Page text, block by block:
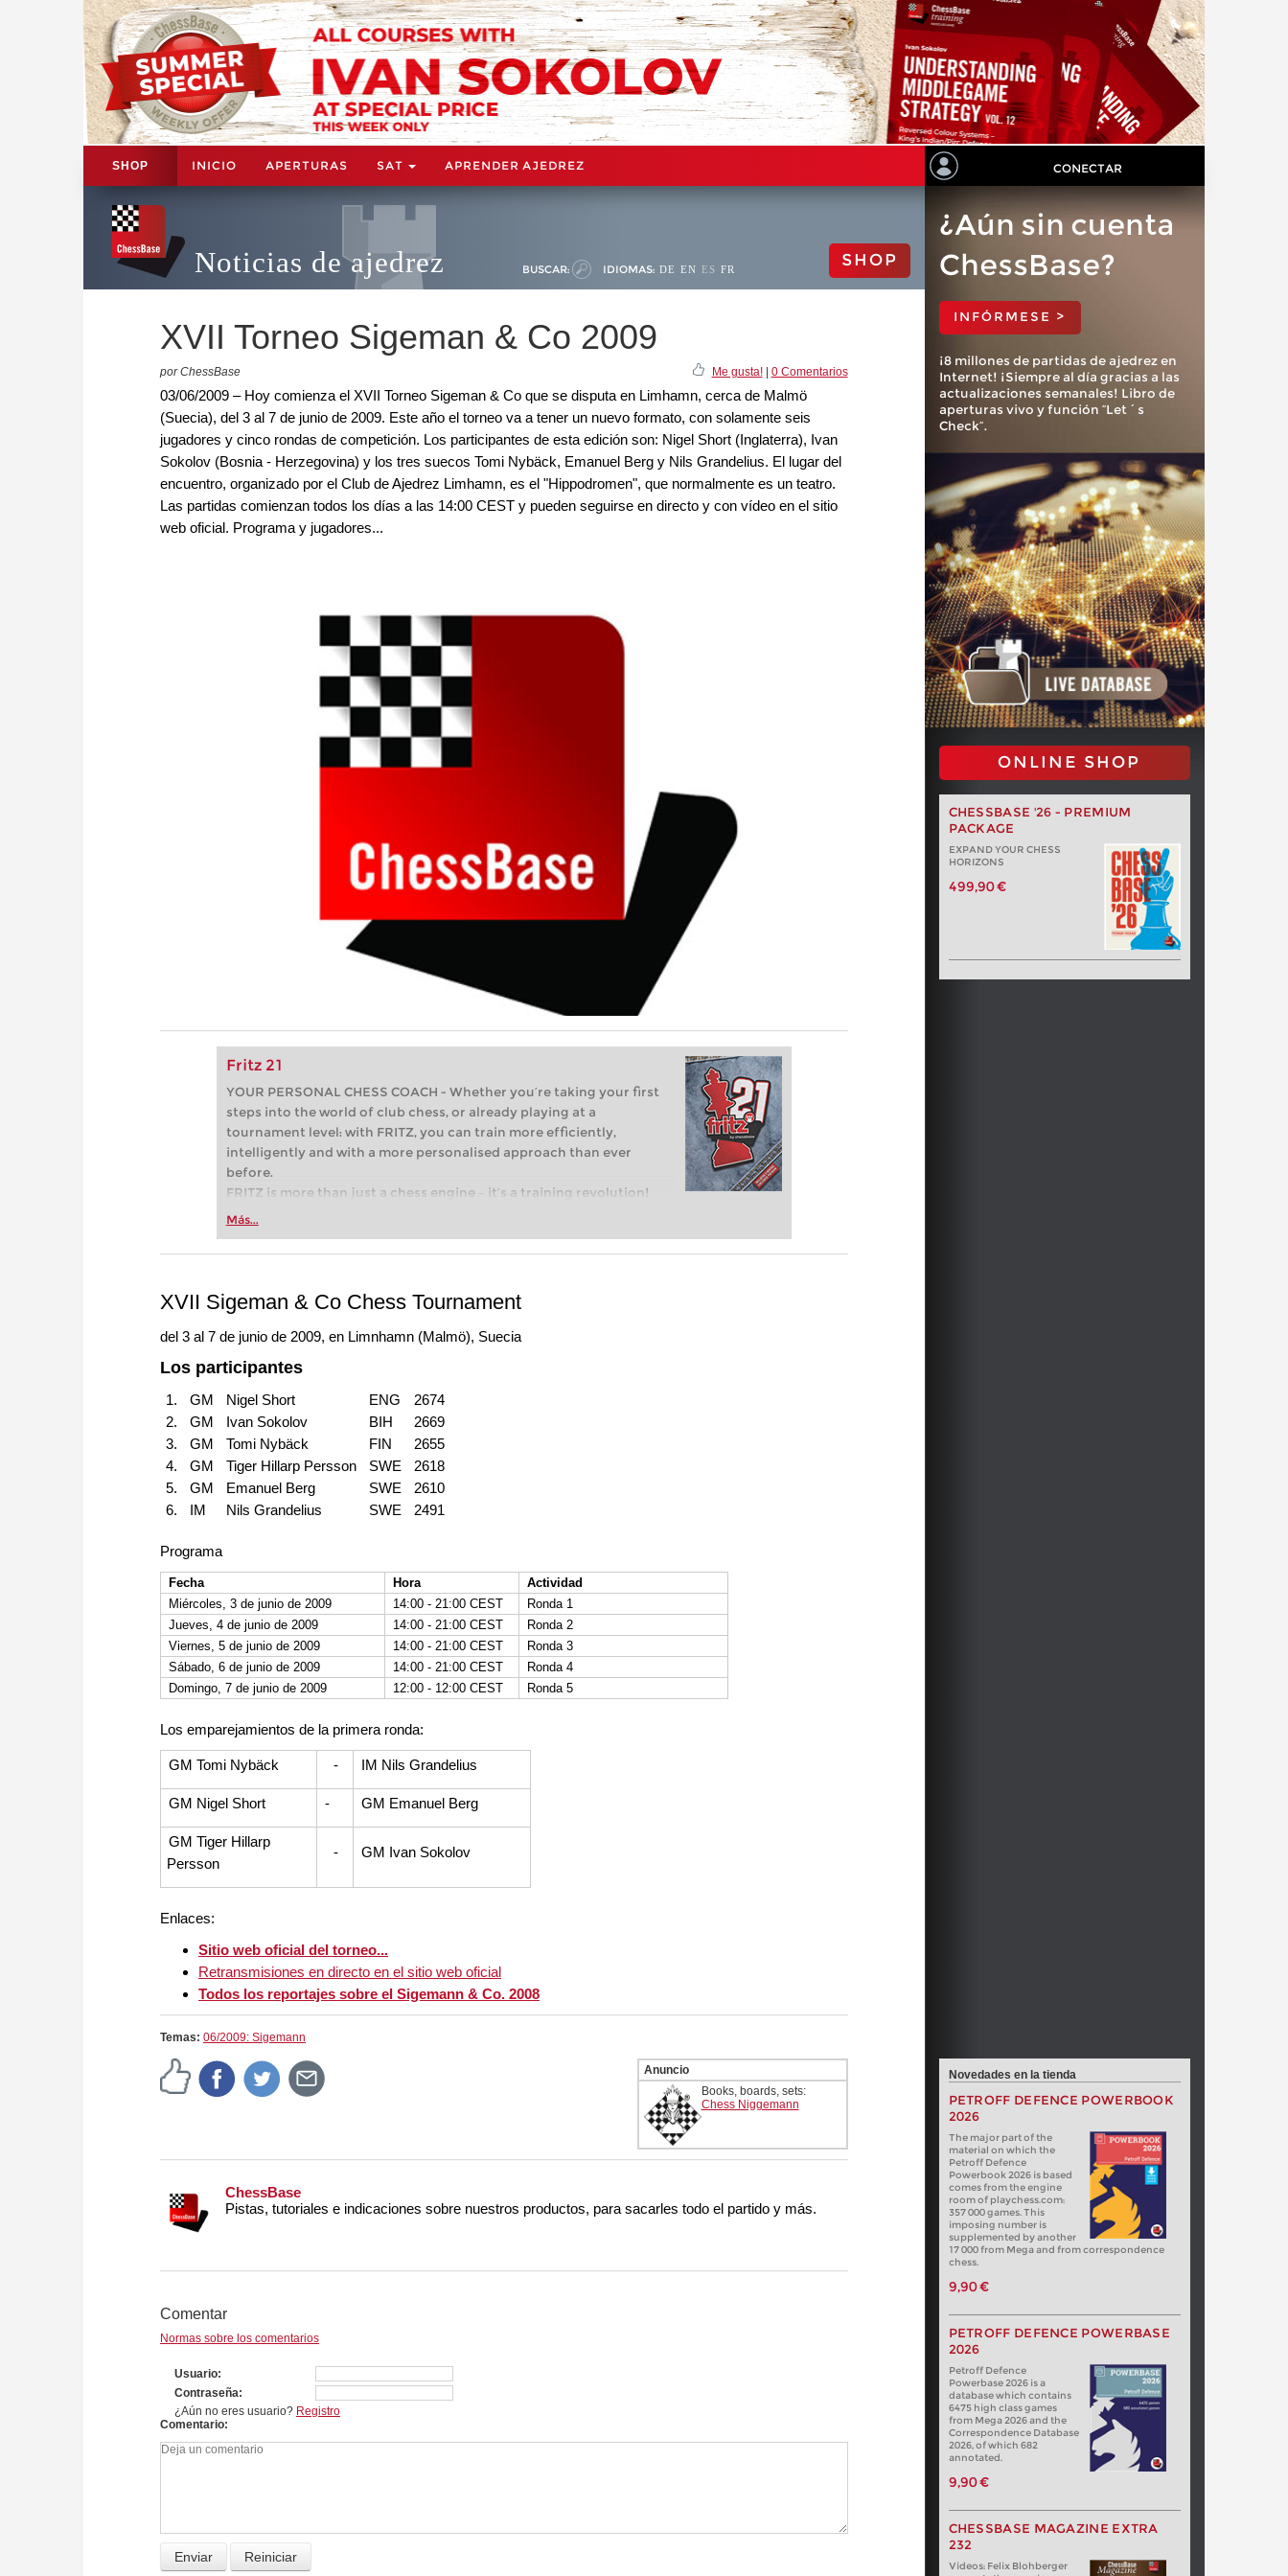
SHOP INICIO APERTURAS SAT APRENDER AJEDREZ CONECTAR
Noticias de ajedrez BUSCAR: IDIOMAS: DE EN ES FR SHOP
XVII Torneo Sigeman & Co 2009
por ChessBase Me gusta!| 0 Comentarios
03/06/2009 – Hoy comienza el XVII Torneo Sigeman & Co que se disputa en Limhamn, cerca de Malmö
(Suecia), del 3 al 7 de junio de 2009. Este año el torneo va a tener un nuevo formato, con solamente seis
jugadores y cinco rondas de competición. Los participantes de esta edición son: Nigel Short (Inglaterra), Ivan
Sokolov (Bosnia - Herzegovina) y los tres suecos Tomi Nybäck, Emanuel Berg y Nils Grandelius. El lugar del
encuentro, organizado por el Club de Ajedrez Limhamn, es el "Hippodromen", que normalmente es un teatro.
Las partidas comienzan todos los días a las 14:00 CEST y pueden seguirse en directo y con vídeo en el sitio
web oficial. Programa y jugadores...
Fritz 21
YOUR PERSONAL CHESS COACH - Whether you’re taking your first
steps into the world of club chess, or already playing at a
tournament level: with FRITZ, you can train more efficiently,
intelligently and with a more personalised approach than ever
before.
FRITZ is more than just a chess engine – it’s a training revolution!
Whether you’re taking your first steps into the world of club chess,
more efficiently, intelligently and with a more personalised
Más...
¿Aún sin cuenta
ChessBase?
INFÓRMESE >
¡8 millones de partidas de ajedrez en
Internet! ¡Siempre al día gracias a las
actualizaciones semanales! Libro de
aperturas vivo y función “Let´s
Check”.
ONLINE SHOP
CHESSBASE '26 - PREMIUM
PACKAGE
EXPAND YOUR CHESS
HORIZONS
499,90 €
XVII Sigeman & Co Chess Tournament
del 3 al 7 de junio de 2009, en Limnhamn (Malmö), Suecia
Los participantes
1. GM Nigel Short ENG
2674
2.
GM Ivan Sokolov BIH
2669
3.
GM Tomi Nybäck FIN
2655
4.
GM Tiger Hillarp Persson SWE
2618
5.
GM Emanuel Berg SWE
2610
6.
IM Nils Grandelius SWE 2491
Programa
Fecha Hora
Actividad
Miércoles, 3 de junio de 2009
14:00 - 21:00 CEST
Ronda 1
Jueves, 4 de junio de 2009
14:00 - 21:00 CEST
Ronda 2
Viernes, 5 de junio de 2009
14:00 - 21:00 CEST
Ronda 3
Sábado, 6 de junio de 2009
14:00 - 21:00 CEST
Ronda 4
Domingo, 7 de junio de 2009
12:00 - 12:00 CEST Ronda 5
Los emparejamientos de la primera ronda:
GM Tomi Nybäck - IM Nils Grandelius
GM Nigel Short - GM Emanuel Berg
GM Tiger Hillarp
Persson
- GM Ivan Sokolov
Enlaces:
Sitio web oficial del torneo...
Retransmisiones en directo en el sitio web oficial
Todos los reportajes sobre el Sigemann & Co. 2008
Temas: 06/2009: Sigemann
Anuncio
Books, boards, sets:
Chess Niggemann
ChessBase
Pistas, tutoriales e indicaciones sobre nuestros productos, para sacarles todo el partido y más.
Comentar
Normas sobre los comentarios
Usuario
Contraseña
¿Aún no eres usuario? Registro
Comentario
Novedades en la tienda
PETROFF DEFENCE POWERBOOK
2026
The major part of the
material on which the
Petroff Defence
Powerbook 2026 is based
comes from the engine
room of playchess.com:
357 000 games. This
imposing number is
supplemented by another
17 000 from Mega and from correspondence
chess.
9,90 €
PETROFF DEFENCE POWERBASE
2026
Petroff Defence
Powerbase 2026 is a
database which contains
6475 high class games
from Mega 2026 and the
Correspondence Database
2026, of which 682
annotated.
9,90 €
CHESSBASE MAGAZINE EXTRA
232
Videos: Felix Blohberger